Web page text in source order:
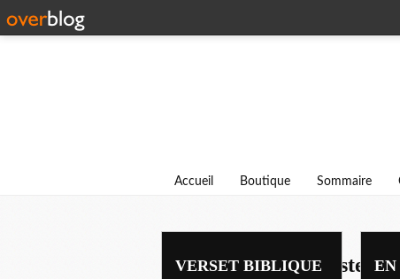
Accueil Boutique Sommaire
enseignement du pasteur
VERSET BIBLIQUE